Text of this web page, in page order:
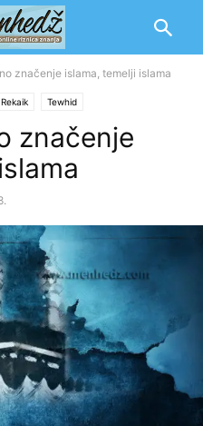
značenje islama, temelji islama
Rekaik Tewhid
značenje